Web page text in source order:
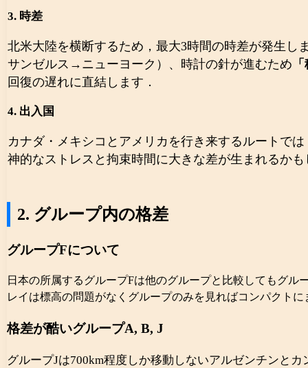
3. 時差
北米大陸を横断するため，最大3時間の時差が発生し
サンゼルス→ニューヨーク）、時計の針が進むため
回復の遅れに直結します．
4. 出入国
カナダ・メキシコとアメリカを行き来するルートで
神的なストレスと拘束時間に大きな差が生まれるか
2. グループ内の格差
グループFについて
日本の所属するグループFは他のグループと比較してもグ
レイは標高の問題がなくグループのみを見ればコンパクト
格差が酷いグループA, B, J
グループJは700km程度しか移動しないアルゼンチンと